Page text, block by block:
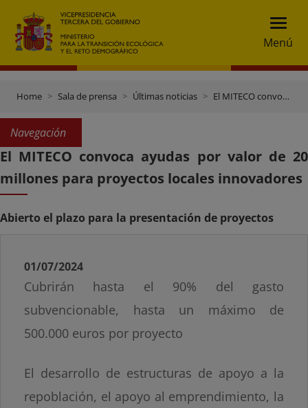
Menú
Home Sala de prensa Últimas noticias El MITECO convoca ayudas por valor de 20 millones para proyectos locales innovadores
Navegación
El MITECO convoca ayudas por valor de 20
millones para proyectos locales innovadores
Abierto el plazo para la presentación de proyectos
01/07/2024
Cubrirán hasta el 90% del gasto
subvencionable, hasta un máximo de
500.000 euros por proyecto
El desarrollo de estructuras de apoyo a la
repoblación, el apoyo al emprendimiento, la